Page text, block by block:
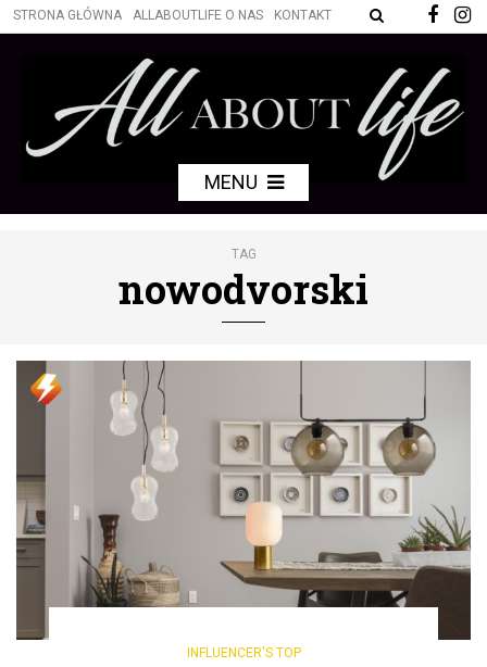
STRONA GŁÓWNA ALLABOUTLIFE O NAS KONTAKT
MENU
TAG
nowodvorski
INFLUENCER'S TOP